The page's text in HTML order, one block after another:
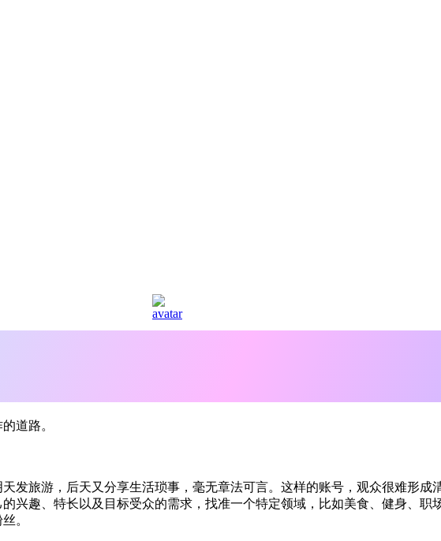
道路。
发旅游，后天又分享生活琐事，毫无章法可言。这样的账号，观众很难形成
兴趣、特长以及目标受众的需求，找准一个特定领域，比如美食、健身、职
。